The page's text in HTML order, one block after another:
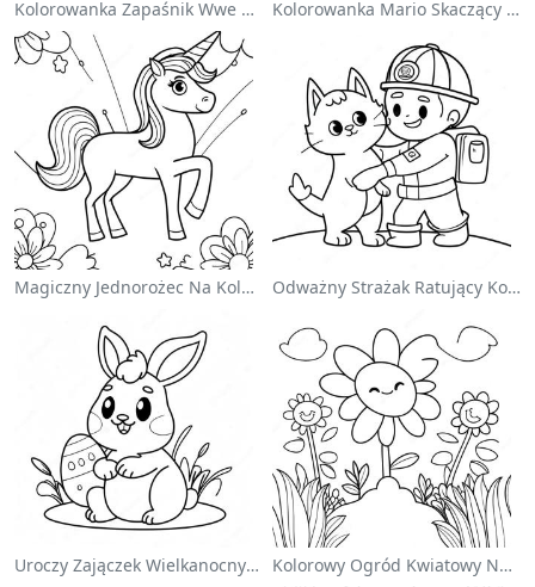
Kolorowanka Zapaśnik Wwe Skaczący Na Przeciwnika Kolorowanka Mario Skaczący Nad Goombami
Magiczny Jednorożec Na Kolorowance Z Tęczą Odważny Strażak Ratujący Kota - Kolorowanka
Uroczy Zajączek Wielkanocny Na Kolorowance Kolorowy Ogród Kwiatowy Na Kolorowance